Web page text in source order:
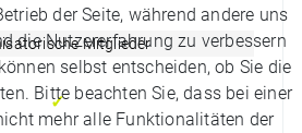
Mitglieder
✓
der Seite, während andere uns
die Nutzererfahrung zu verbessern
selbst entscheiden, ob Sie die
Bitte beachten Sie, dass bei einer
mehr alle Funktionalitäten der